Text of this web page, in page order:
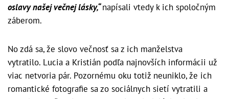
oslavy našej večnej lásky,“napísali vtedy k ich spoločným
záberom.
No zdá sa, že slovo večnosť sa z ich manželstva
vytratilo. Lucia a Kristián podľa najnovších informácii už
viac netvoria pár. Pozornému oku totiž neuniklo, že ich
romantické fotografie sa zo sociálnych sietí vytratili a